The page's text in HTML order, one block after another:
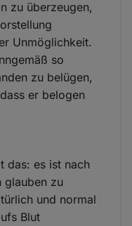
zu überzeugen,
Unmöglichkeit.
so
zu belügen,
er belogen
das: es ist nach
glauben zu
und normal
Blut